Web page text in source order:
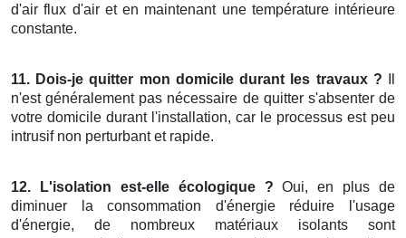
d'air flux d'air et en maintenant une température intérieure
constante.
11. Dois-je quitter mon domicile durant les travaux ?
n'est généralement pas nécessaire de quitter s'absenter de
votre domicile durant l'installation, car le processus est peu
intrusif non perturbant et rapide.
12. L'isolation est-elle écologique ? Oui, en plus de
diminuer la consommation d'énergie réduire l'usage
d'énergie, de nombreux matériaux isolants sont